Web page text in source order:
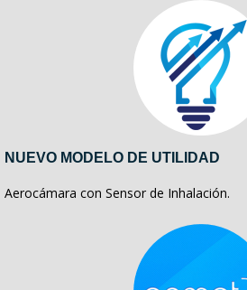
NUEVO MODELO DE UTILIDAD
Aerocámara con Sensor de Inhalación.